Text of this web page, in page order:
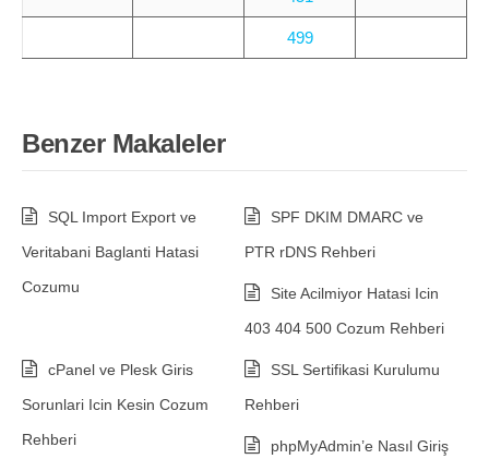
499
Benzer Makaleler
SQL Import Export ve
Veritabani Baglanti Hatasi
Cozumu
SPF DKIM DMARC ve
PTR rDNS Rehberi
Site Acilmiyor Hatasi Icin
403 404 500 Cozum Rehberi
cPanel ve Plesk Giris
Sorunlari Icin Kesin Cozum
Rehberi
SSL Sertifikasi Kurulumu
Rehberi
phpMyAdmin’e Nasıl Giriş